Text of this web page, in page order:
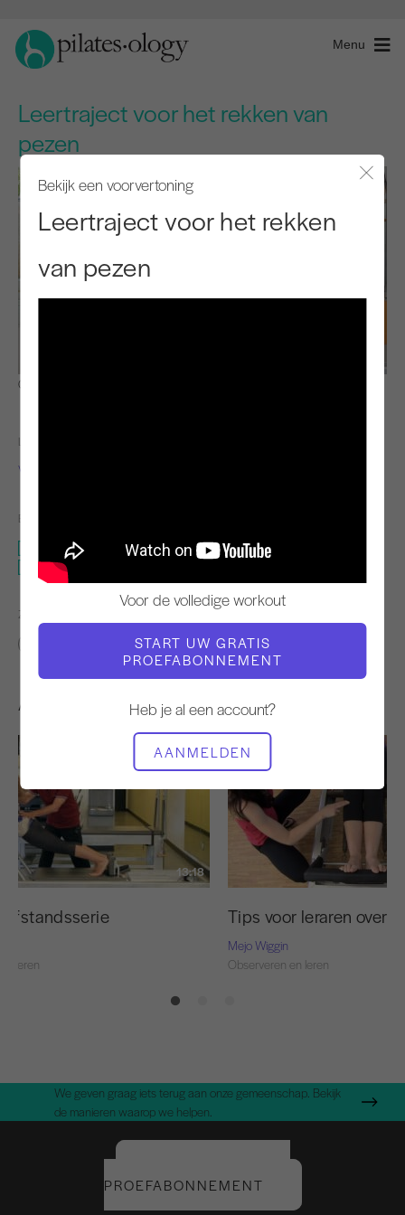
Menu
Leertraject voor het rekken van
pezen
Bekijk een voorvertoning
Leertraject voor het rekken
van pezen
Voor de volledige workout
START UW GRATIS
PROEFABONNEMENT
Heb je al een account?
AANMELDEN
Observeren en leren
LERAAR
Verónica Ruiz
BENODIGDE APPARATUUR
Reformer
Reformer - Geen doos
ZOEK VERGELIJKBARE LESSEN VOOR
Reformer Reformer - Geen doos
Andere workouts die je misschien leuk vindt
13:18
leren
Tips voor leraren over
Mejo Wiggin
Observeren en leren
We geven graag iets terug aan onze gemeenschap. Bekijk
de manieren waarop we helpen.
PROEFABONNEMENT